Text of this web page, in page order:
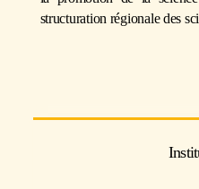
structuration régionale des